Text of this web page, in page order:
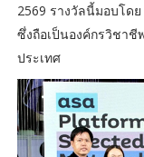
2569 รางวัลนี้มอบโด
ซึ่งถือเป็นองค์กรวิชา
ประเทศ